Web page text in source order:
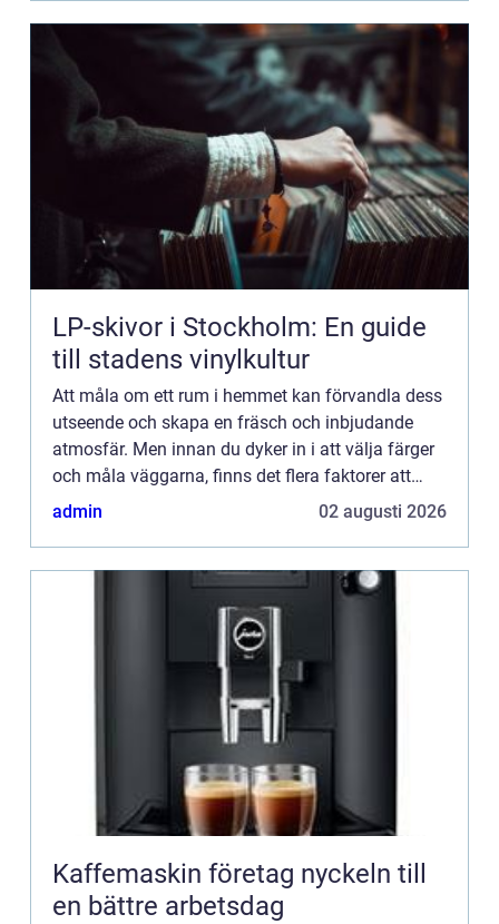
LP-skivor i Stockholm: En guide
till stadens vinylkultur
Att måla om ett rum i hemmet kan förvandla dess
utseende och skapa en fräsch och inbjudande
atmosfär. Men innan du dyker in i att välja färger
och måla väggarna, finns det flera faktorer att
överväg...
admin 02 augusti 2026
Kaffemaskin företag nyckeln till
en bättre arbetsdag